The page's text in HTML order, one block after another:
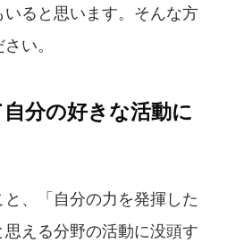
いると思います。そんな方
い。
分の好きな活動に
、「自分の力を発揮した
える分野の活動に没頭す